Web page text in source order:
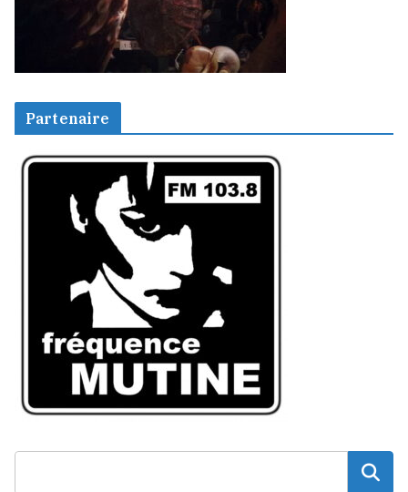
Partenaire